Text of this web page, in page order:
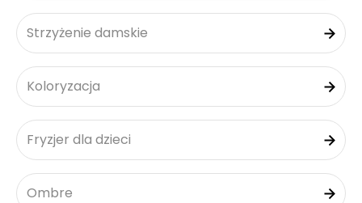
Strzyżenie damskie
Koloryzacja
Fryzjer dla dzieci
Ombre